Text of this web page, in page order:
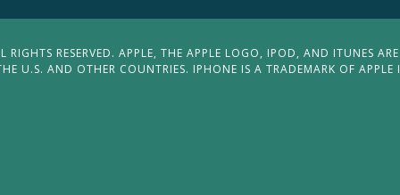
RESERVED. APPLE, THE APPLE LOGO, IPOD, AND ITUNES
U.S. AND OTHER COUNTRIES. IPHONE IS A TRADEMARK OF APPLE